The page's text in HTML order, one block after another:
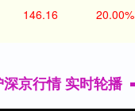
146.16 20.00%
深京行情 实时轮播